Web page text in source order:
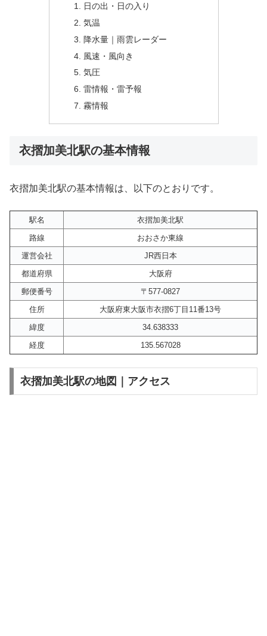
日の出・日の入り
気温
降水量｜雨雲レーダー
風速・風向き
気圧
雷情報・雷予報
霧情報
衣摺加美北駅の基本情報
衣摺加美北駅の基本情報は、以下のとおりです。
駅名
衣摺加美北駅
路線
おおさか東線
運営会社
JR西日本
都道府県
大阪府
郵便番号
〒577-0827
住所
大阪府東大阪市衣摺6丁目11番13号
緯度
34.638333
経度
135.567028
衣摺加美北駅の地図｜アクセス